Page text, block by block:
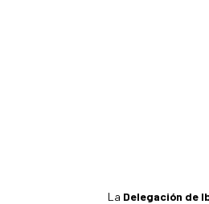
La Delegación de